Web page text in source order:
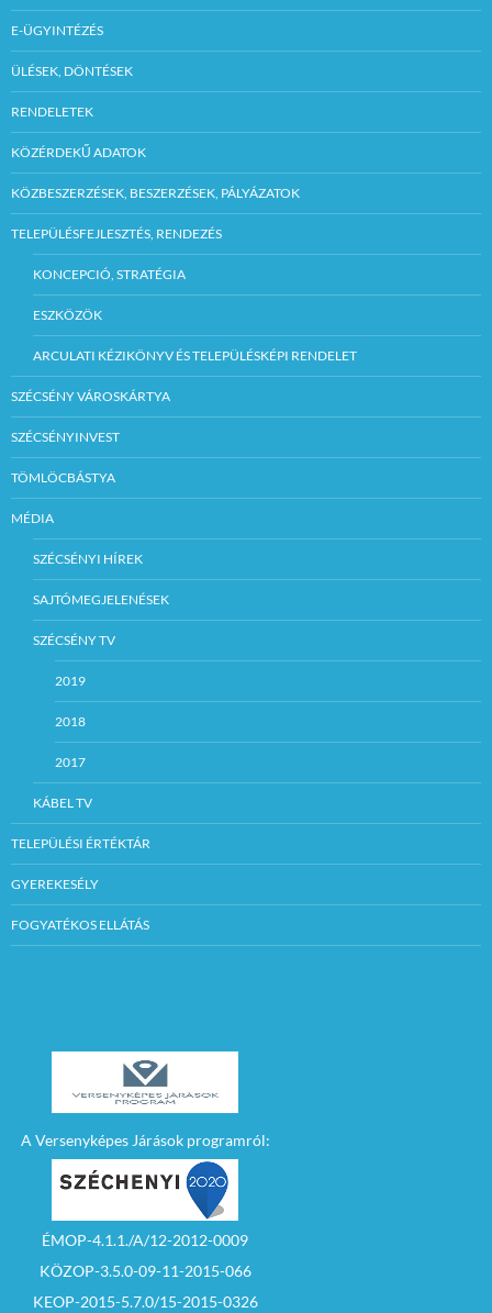
E-ÜGYINTÉZÉS
ÜLÉSEK, DÖNTÉSEK
RENDELETEK
KÖZÉRDEKŰ ADATOK
KÖZBESZERZÉSEK, BESZERZÉSEK, PÁLYÁZATOK
TELEPÜLÉSFEJLESZTÉS, RENDEZÉS
KONCEPCIÓ, STRATÉGIA
ESZKÖZÖK
ARCULATI KÉZIKÖNYV ÉS TELEPÜLÉSKÉPI RENDELET
SZÉCSÉNY VÁROSKÁRTYA
SZÉCSÉNYINVEST
TÖMLÖCBÁSTYA
MÉDIA
SZÉCSÉNYI HÍREK
SAJTÓMEGJELENÉSEK
SZÉCSÉNY TV
2019
2018
2017
KÁBEL TV
TELEPÜLÉSI ÉRTÉKTÁR
GYEREKESÉLY
FOGYATÉKOS ELLÁTÁS
A Versenyképes Járások programról:
ÉMOP-4.1.1./A/12-2012-0009
KÖZOP-3.5.0-09-11-2015-066
KEOP-2015-5.7.0/15-2015-0326